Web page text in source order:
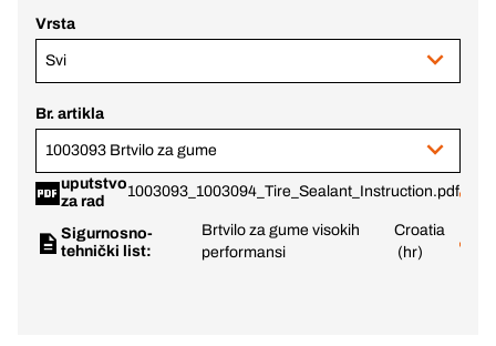
Vrsta
Svi
Br. artikla
1003093 Brtvilo za gume
uputstvo
za rad
1003093_1003094_Tire_Sealant_Instruction.pdf
Sigurnosno-
tehnički list:
Brtvilo za gume visokih
performansi
Croatia
(hr)